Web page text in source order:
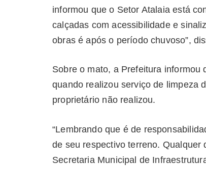
informou que o Setor Atalaia está
calçadas com acessibilidade e
obras é após o período chuvoso”,
Sobre o mato, a Prefeitura informou
quando realizou serviço de limpeza
proprietário não realizou.
“Lembrando que é de
de seu respectivo terreno.
Secretaria Municipal de